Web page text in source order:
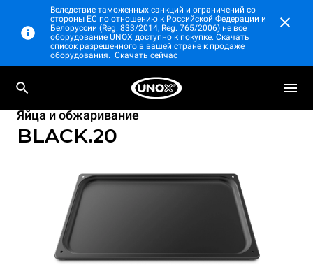
Вследствие таможенных санкций и ограничений со
стороны ЕС по отношению к Российской Федерации и
Белоруссии (Reg. 833/2014, Reg. 765/2006) не все
оборудование UNOX доступно к покупке. Скачать
список разрешенного в вашей стране к продаже
оборудования. Скачать сейчас
Яйца и обжаривание
BLACK.20